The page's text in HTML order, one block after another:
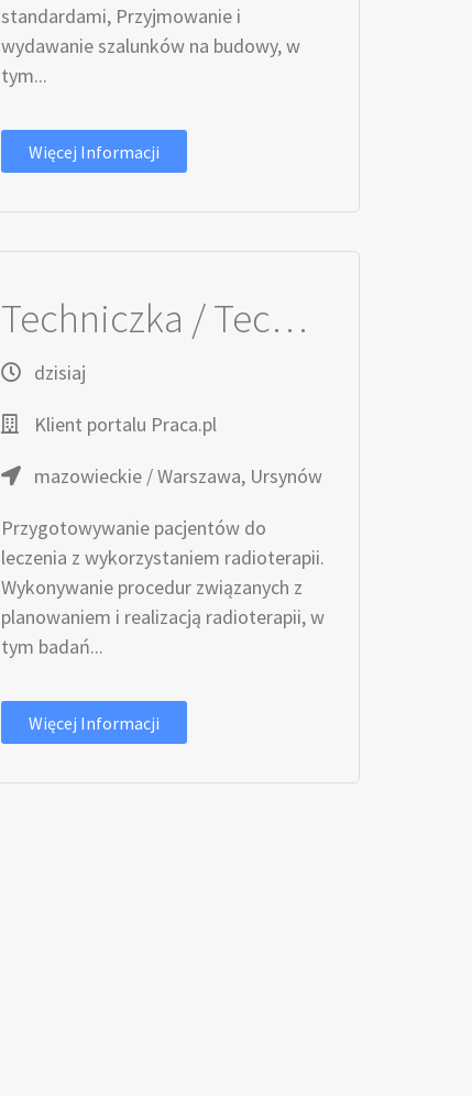
standardami, Przyjmowanie i
wydawanie szalunków na budowy, w
tym...
Więcej Informacji
Techniczka / Technik Elektroradiolog
dzisiaj
Klient portalu Praca.pl
mazowieckie / Warszawa, Ursynów
Przygotowywanie pacjentów do
leczenia z wykorzystaniem radioterapii.
Wykonywanie procedur związanych z
planowaniem i realizacją radioterapii, w
tym badań...
Więcej Informacji